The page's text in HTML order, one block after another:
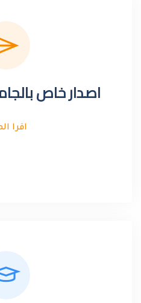
اصدار خاص
اقرا